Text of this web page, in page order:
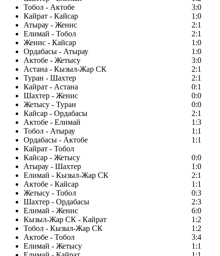
Тобол - Актобе
3:0
Кайрат - Кайсар
1:0
Атырау - Женис
2:1
Елимай - Тобол
2:1
Женис - Кайсар
1:0
Ордабасы - Атырау
1:0
Актобе - Жетысу
3:0
Астана - Кызыл-Жар СК
2:1
Туран - Шахтер
2:1
Кайрат - Астана
0:1
Шахтер - Женис
0:0
Жетысу - Туран
0:0
Кайсар - Ордабасы
2:1
Актобе - Елимай
1:3
Тобол - Атырау
1:1
Ордабасы - Актобе
1:1
Кайрат - Тобол
Кайсар - Жетысу
0:0
Атырау - Шахтер
1:0
Елимай - Кызыл-Жар СК
2:1
Актобе - Кайсар
1:1
Жетысу - Тобол
0:3
Шахтер - Ордабасы
2:3
Елимай - Женис
6:0
Кызыл-Жар СК - Кайрат
1:2
Тобол - Кызыл-Жар СК
1:2
Актобе - Тобол
3:4
Елимай - Жетысу
1:1